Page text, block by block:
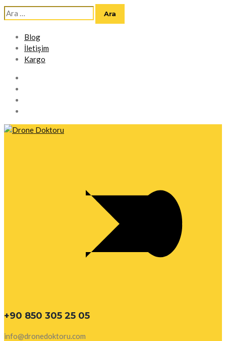
Arama:
Blog
İletişim
Kargo
+90 850 305 25 05
info@dronedoktoru.com